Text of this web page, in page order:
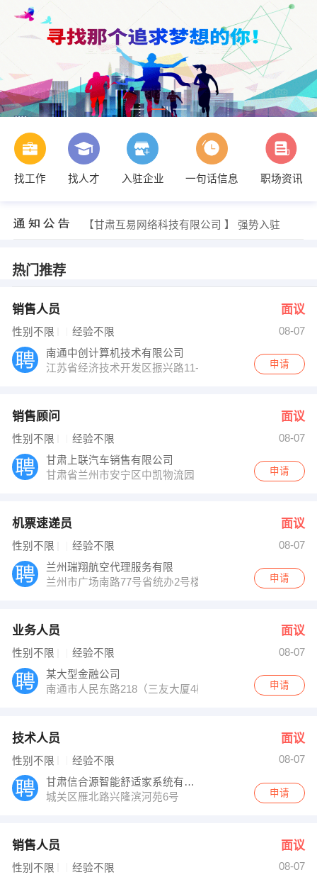
找工作 找人才 入驻企业 一句话信息 职场资讯
经理 发布 [技术人员 ] 招聘信息
【甘肃互易网络科技有限公司 】 强势入驻
【兰州康鼎电子科技有限公司 】 强势入驻
热门推荐
销售人员 面议
性别不限 经验不限
08-07
南通中创计算机技术有限公司
江苏省经济技术开发区振兴路11-12号
申请
销售顾问 面议
性别不限 经验不限
08-07
甘肃上联汽车销售有限公司
甘肃省兰州市安宁区中凯物流园
申请
机票速递员 面议
性别不限 经验不限
08-07
兰州瑞翔航空代理服务有限
兰州市广场南路77号省统办2号楼
申请
业务人员 面议
性别不限 经验不限
08-07
某大型金融公司
南通市人民东路218（三友大厦4楼）
申请
技术人员 面议
性别不限 经验不限
08-07
甘肃信合源智能舒适家系统有限公司
城关区雁北路兴隆滨河苑6号
申请
销售人员 面议
性别不限 经验不限
08-07